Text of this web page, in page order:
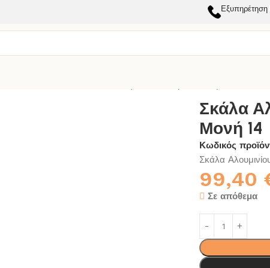
Σκάλα
Μονή 14
Κωδικός
Σκάλα
99,40
Σε απόθεμα